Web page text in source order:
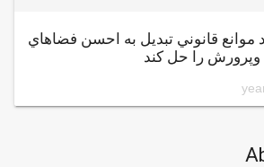
قانوني تبديل به احسن فضاهاي
وپرورش را حل كند